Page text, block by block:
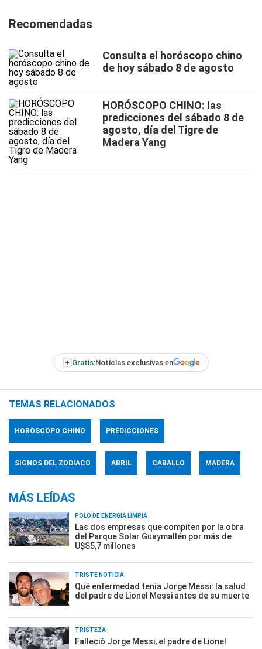
Recomendadas
Consulta el horóscopo chino
de hoy sábado 8 de agosto
HORÓSCOPO CHINO: las
predicciones del sábado 8 de
agosto, día del Tigre de
Madera Yang
+ Gratis:Noticias exclusivas en
TEMAS RELACIONADOS
HORÓSCOPO CHINO PREDICCIONES
SIGNOS DEL ZODIACO ABRIL CABALLO MADERA
MÁS LEÍDAS
POLO DE ENERGÍA LIMPIA
Las dos empresas que compiten por la obra
del Parque Solar Guaymallén por más de
U$S5,7 millones
TRISTE NOTICIA
Qué enfermedad tenía Jorge Messi: la salud
del padre de Lionel Messi antes de su muerte
TRISTEZA
Falleció Jorge Messi, el padre de Lionel